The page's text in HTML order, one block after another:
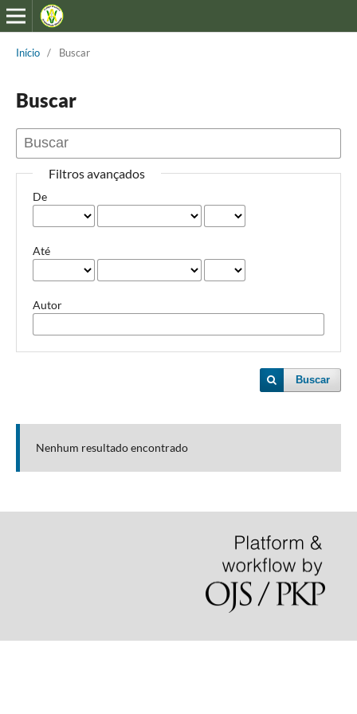
Início / Buscar
Buscar
Filtros avançados
De
Até
Autor
Buscar
Nenhum resultado encontrado